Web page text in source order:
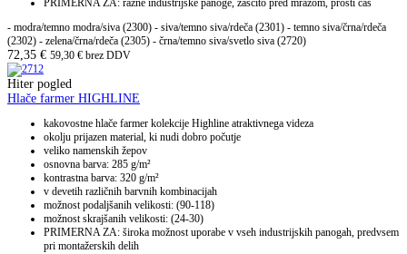
PRIMERNA ZA: razne industrijske panoge, zaščito pred mrazom, prosti čas
- modra/temno modra/siva (2300) - siva/temno siva/rdeča (2301) - temno siva/črna/rdeča
(2302) - zelena/črna/rdeča (2305) - črna/temno siva/svetlo siva (2720)
72,35 € 59,30 € brez DDV
Hiter pogled
Hlače farmer HIGHLINE
kakovostne hlače farmer kolekcije Highline atraktivnega videza
okolju prijazen material, ki nudi dobro počutje
veliko namenskih žepov
osnovna barva: 285 g/m²
kontrastna barva: 320 g/m²
v devetih različnih barvnih kombinacijah
možnost podaljšanih velikosti: (90-118)
možnost skrajšanih velikosti: (24-30)
PRIMERNA ZA: široka možnost uporabe v vseh industrijskih panogah, predvsem
pri montažerskih delih